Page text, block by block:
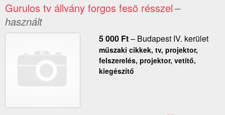
Gurulos tv állvány forgos fesö résszel–
használt
5 000 Ft– Budapest IV. kerület
műszaki cikkek, tv, projektor,
felszerelés, projektor, vetítő,
kiegészítő